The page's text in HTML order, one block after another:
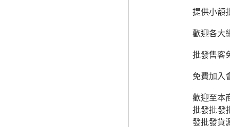
提供小額
歡迎各大
批發售客
免費加入
歡迎至本
批發批發
發批發貨